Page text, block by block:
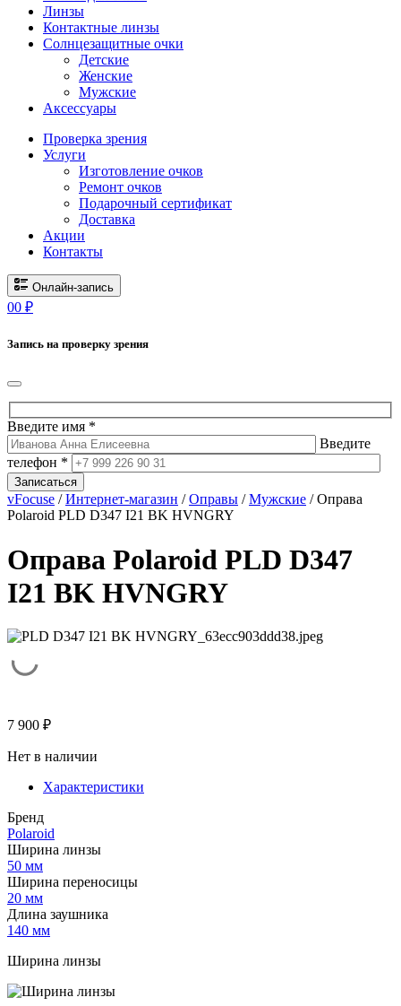
Линзы
Контактные линзы
Солнцезащитные очки
Детские
Женские
Мужские
Аксессуары
Проверка зрения
Услуги
Изготовление очков
Ремонт очков
Подарочный сертификат
Доставка
Акции
Контакты
Онлайн-запись
00 ₽
Запись на проверку зрения
Введите имя *
Введите
телефон *
Записаться
vFocuse /Интернет-магазин /Оправы /Мужские / Оправа
Polaroid PLD D347 I21 BK HVNGRY
Оправа Polaroid PLD D347
I21 BK HVNGRY
7 900 ₽
Нет в наличии
Характеристики
Бренд
Polaroid
Ширина линзы
50 мм
Ширина переносицы
20 мм
Длина заушника
140 мм
Ширина линзы